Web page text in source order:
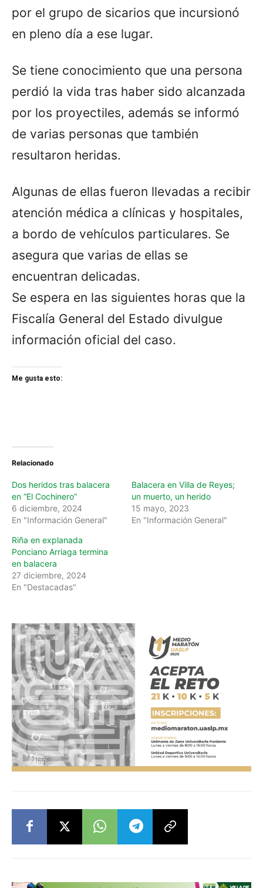
por el grupo de sicarios que incursionó
en pleno día a ese lugar.
Se tiene conocimiento que una persona
perdió la vida tras haber sido alcanzada
por los proyectiles, además se informó
de varias personas que también
resultaron heridas.
Algunas de ellas fueron llevadas a recibir
atención médica a clínicas y hospitales,
a bordo de vehículos particulares. Se
asegura que varias de ellas se
encuentran delicadas.
Se espera en las siguientes horas que la
Fiscalía General del Estado divulgue
información oficial del caso.
Me gusta esto:
Relacionado
Dos heridos tras balacera
en “El Cochinero”
6 diciembre, 2024
En "Información General"
Balacera en Villa de Reyes;
un muerto, un herido
15 mayo, 2023
En "Información General"
Riña en explanada
Ponciano Arriaga termina
en balacera
27 diciembre, 2024
En "Destacadas"